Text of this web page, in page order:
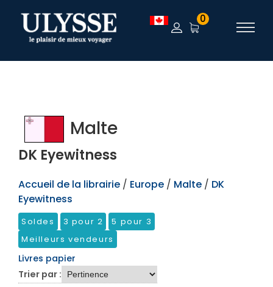
TEST 0
Malte
DK Eyewitness
Accueil de la librairie / Europe / Malte / DK
Eyewitness
Soldes 3 pour 2
5 pour 3
Meilleurs vendeurs
Livres papier
Trier par :